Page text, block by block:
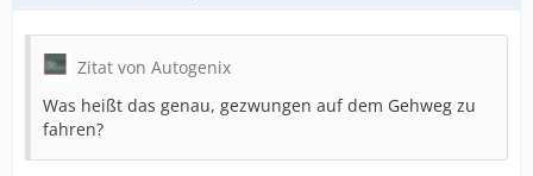
Zitat von Autogenix
Was heißt das genau, gezwungen auf dem Gehweg zu
fahren?